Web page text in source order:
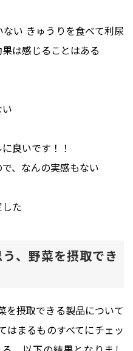
い きゅうりを食べて利尿
は感じることはある
良いです！！
、なんの実感もない
た
、野菜を摂取でき
を摂取できる製品について
はまるものすべてにチェッ